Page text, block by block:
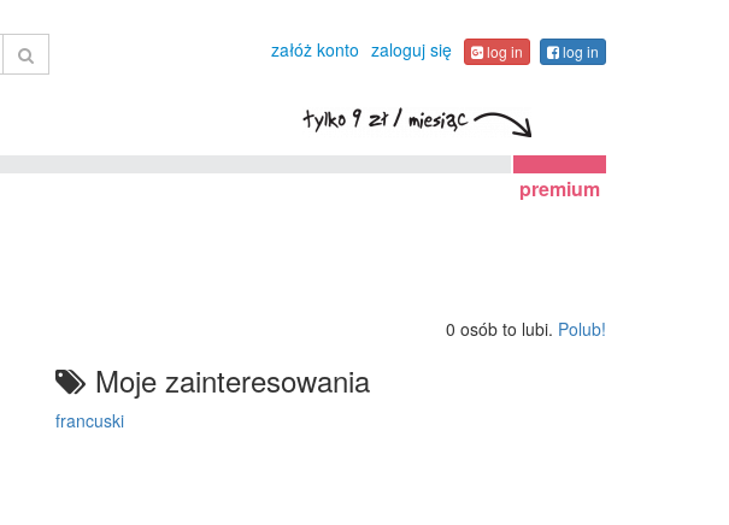
załóż konto zaloguj się log in log in
premium
0 osób to lubi. Polub!
Moje zainteresowania
francuski